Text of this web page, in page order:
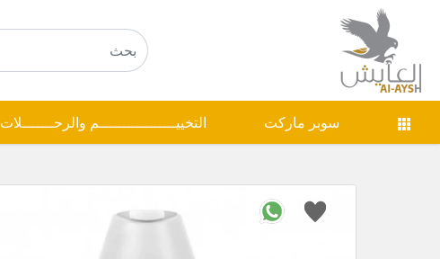
سوبر ماركت التخييـــــــــــــــــم والرحـــــــلات